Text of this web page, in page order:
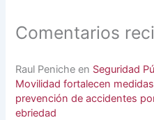
Comentarios
Raul Peniche en Seguridad
Movilidad fortalecen
prevención de accidentes
ebriedad